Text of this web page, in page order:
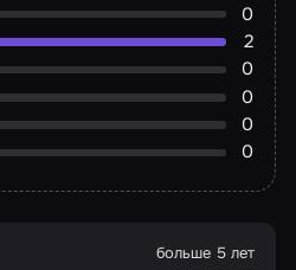
0
2
0
0
0
0
больше 5 лет